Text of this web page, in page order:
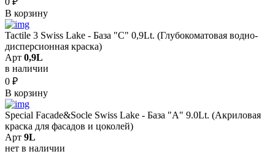
В корзину
Tactile 3 Swiss Lake - База "C" 0,9Lt. (Глубокоматовая водно-
дисперсионная краска)
Арт 0,9L
в наличии
0 ₽
В корзину
Special Facade&Socle Swiss Lake - База "A" 9.0Lt. (Акриловая
краска для фасадов и цоколей)
Арт 9L
нет в наличии